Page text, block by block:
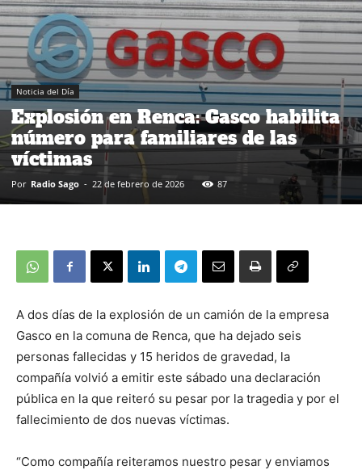
Noticia del Día
Explosión en Renca: Gasco habilita
número para familiares de las
víctimas
Por Radio Sago - 22 de febrero de 2026 87
A dos días de la explosión de un camión de la empresa
Gasco en la comuna de Renca, que ha dejado seis
personas fallecidas y 15 heridos de gravedad, la
compañía volvió a emitir este sábado una declaración
pública en la que reiteró su pesar por la tragedia y por el
fallecimiento de dos nuevas víctimas.
“Como compañía reiteramos nuestro pesar y enviamos